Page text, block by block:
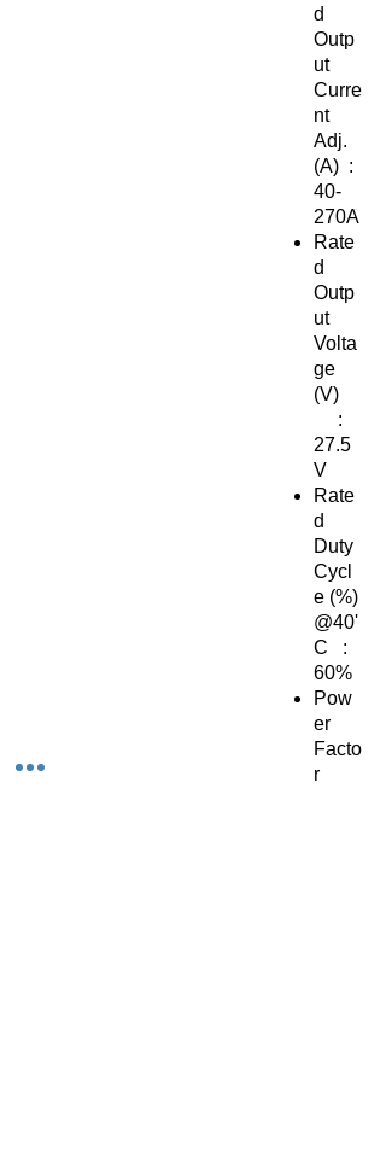
d
Outp
ut
Curre
nt
Adj.
(A) :
40-
270A
Rate
d
Outp
ut
Volta
ge
(V)
:
27.5
V
Rate
d
Duty
Cycl
e (%)
@40'
C :
60%
Pow
er
Facto
r